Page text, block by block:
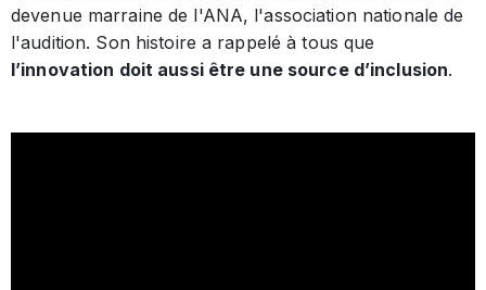
devenue marraine de l'ANA, l'association nationale de
l'audition. Son histoire a rappelé à tous que
l’innovation doit aussi être une source d’inclusion.